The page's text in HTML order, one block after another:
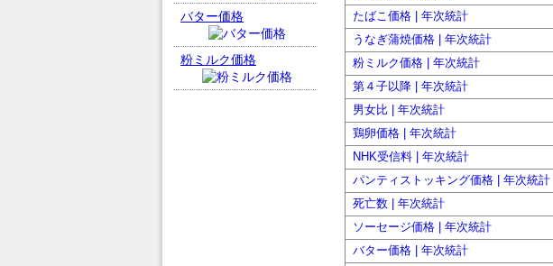
たばこ価格 | 年次統計
うなぎ蒲焼価格 | 年次統計
粉ミルク価格 | 年次統計
第４子以降 | 年次統計
男女比 | 年次統計
鶏卵価格 | 年次統計
NHK受信料 | 年次統計
パンティストッキング価格 | 年次統計
死亡数 | 年次統計
ソーセージ価格 | 年次統計
バター価格 | 年次統計
バター価格
粉ミルク価格